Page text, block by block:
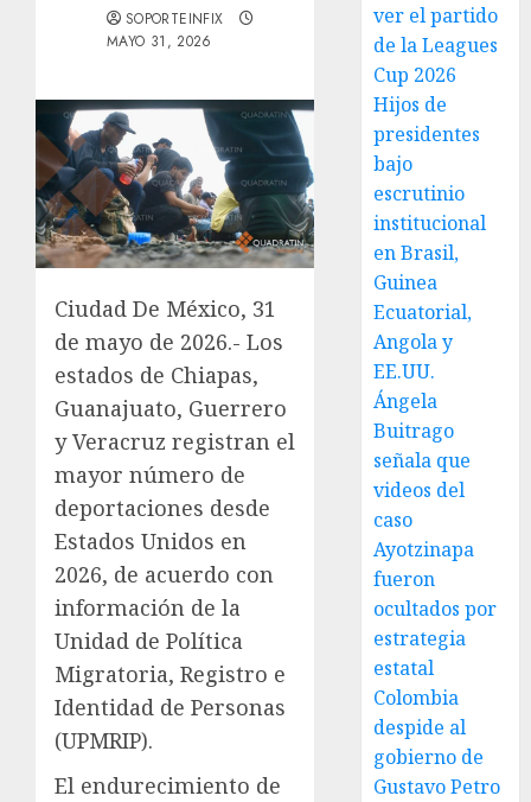
SOPORTEINFIX
MAYO 31, 2026
Ciudad De México, 31
de mayo de 2026.- Los
estados de Chiapas,
Guanajuato, Guerrero
y Veracruz registran el
mayor número de
deportaciones desde
Estados Unidos en
2026, de acuerdo con
información de la
Unidad de Política
Migratoria, Registro e
Identidad de Personas
(UPMRIP).
El endurecimiento de
ver el partido
de la Leagues
Cup 2026
Hijos de
presidentes
bajo
escrutinio
institucional
en Brasil,
Guinea
Ecuatorial,
Angola y
EE.UU.
Ángela
Buitrago
señala que
videos del
caso
Ayotzinapa
fueron
ocultados por
estrategia
estatal
Colombia
despide al
gobierno de
Gustavo Petro